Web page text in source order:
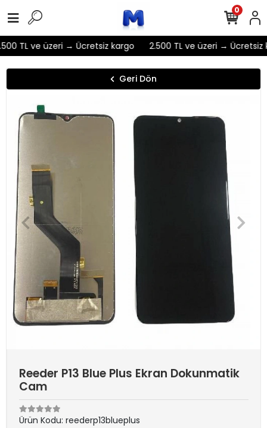
TL ve üzeri → Ücretsiz kargo 2.500 TL ve üzeri → Ücretsiz
0
Geri Dön
Reeder P13 Blue Plus Ekran Dokunmatik
Cam
Ürün Kodu: reederp13blueplus